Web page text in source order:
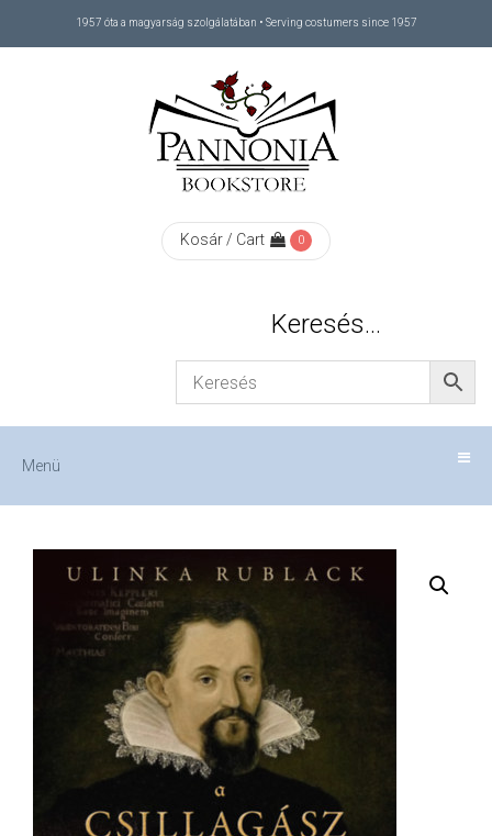
1957 óta a magyarság szolgálatában • Serving costumers since 1957
Kosár / Cart 0
Keresés…
Menü
KAPCSOLAT